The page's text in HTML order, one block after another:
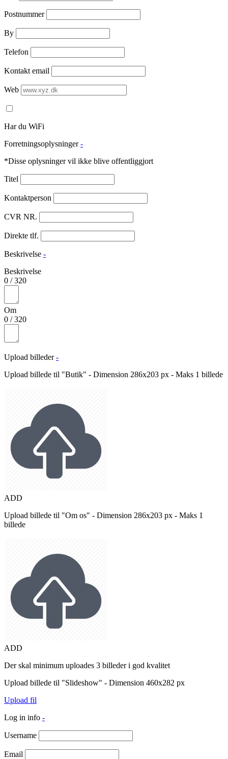
Postnummer
By
Telefon
Kontakt email
Web
Har du WiFi
Forretningsoplysninger -
*Disse oplysninger vil ikke blive offentliggjort
Titel
Kontaktperson
CVR NR.
Direkte tlf.
Beskrivelse -
Beskrivelse
0 /320
Om
0 /320
Upload billeder -
Upload billede til "Butik" - Dimension 286x203 px - Maks 1 billede
ADD
Upload billede til "Om os" - Dimension 286x203 px - Maks 1
billede
ADD
Der skal minimum uploades 3 billeder i god kvalitet
Upload billede til "Slideshow" - Dimension 460x282 px
Upload fil
Log in info -
Username
Email